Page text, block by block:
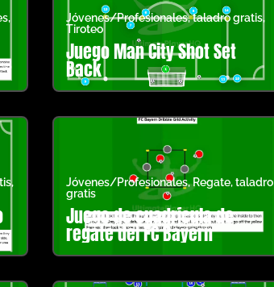
,
Jóvenes/Profesionales,taladro gratis,
Tiroteo
Juego Man City Shot Set
Back
,
Jóvenes/Profesionales,Regate,taladro
gratis
Juego de cuadrícula de
regate del FC Bayern